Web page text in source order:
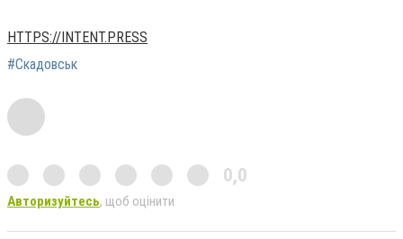
HTTPS://INTENT.PRESS
#Скадовськ
0,0
Авторизуйтесь, щоб оцінити